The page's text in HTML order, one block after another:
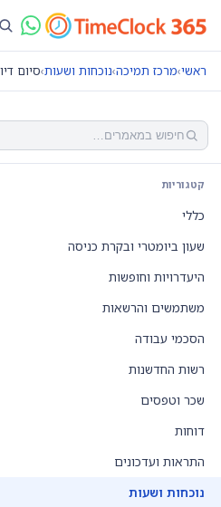
ראשי›מרכז תמיכה›נוכחות ושעות›סיום
קטגוריות
כללי
שעון ביומטרי ובקרת כניסה
היעדרויות וחופשות
משתמשים והרשאות
הסכמי עבודה
רשות החדשנות
שכר וטפסים
דוחות
התראות ועדכונים
נוכחות ושעות